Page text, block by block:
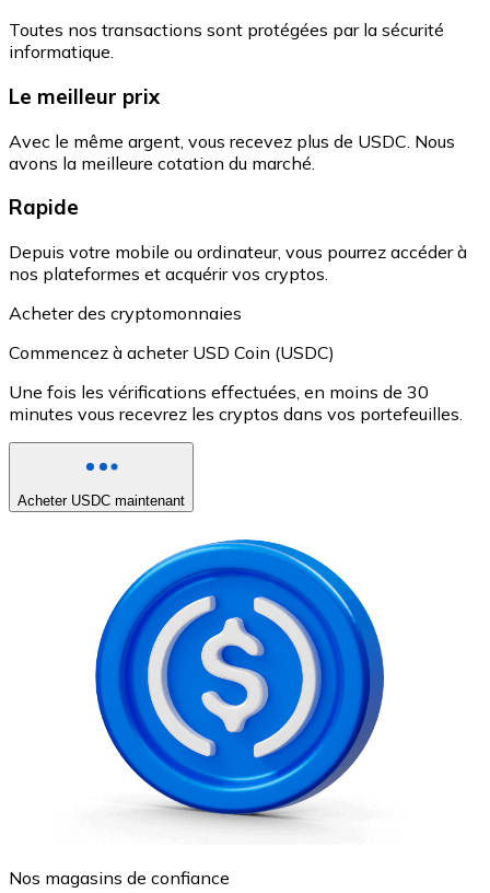
Toutes nos transactions sont protégées par la sécurité
informatique.
Le meilleur prix
Avec le même argent, vous recevez plus de USDC. Nous
avons la meilleure cotation du marché.
Rapide
Depuis votre mobile ou ordinateur, vous pourrez accéder à
nos plateformes et acquérir vos cryptos.
Acheter des cryptomonnaies
Commencez à acheter USD Coin (USDC)
Une fois les vérifications effectuées, en moins de 30
minutes vous recevrez les cryptos dans vos portefeuilles.
Acheter USDC maintenant
Nos magasins de confiance